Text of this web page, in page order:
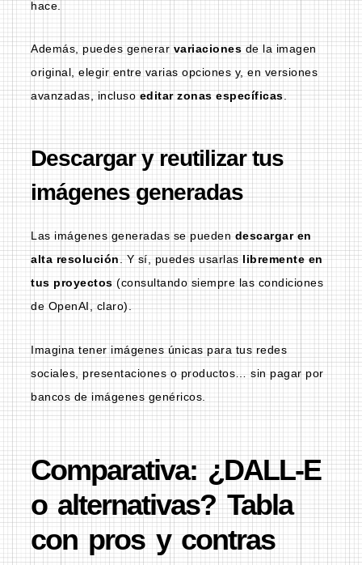
hace.
Además, puedes generar variaciones de la imagen
original, elegir entre varias opciones y, en versiones
avanzadas, incluso editar zonas específicas
Descargar y reutilizar tus
imágenes generadas
Las imágenes generadas se pueden descargar en
alta resolución. Y sí, puedes usarlaslibremente en
tus proyectos (consultando siempre las condiciones
de OpenAI, claro).
Imagina tener imágenes únicas para tus redes
sociales, presentaciones o productos… sin pagar por
bancos de imágenes genéricos.
Comparativa: ¿DALL-E
o alternativas? Tabla
con pros y contras